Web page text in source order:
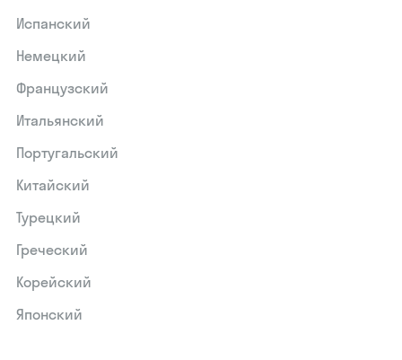
Испанский
Немецкий
Французский
Итальянский
Португальский
Китайский
Турецкий
Греческий
Корейский
Японский